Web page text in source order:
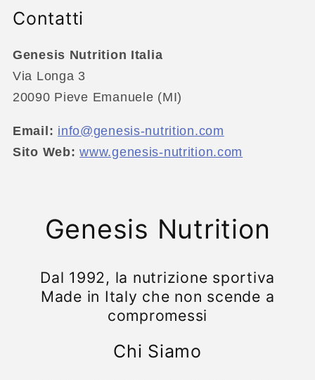
Contatti
Genesis Nutrition Italia
Via Longa 3
20090 Pieve Emanuele (MI)
Email: info@genesis-nutrition.com
Sito Web: www.genesis-nutrition.com
Genesis Nutrition
Dal 1992, la nutrizione sportiva
Made in Italy che non scende a
compromessi
Chi Siamo